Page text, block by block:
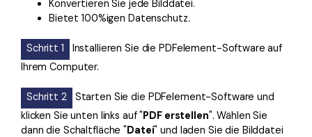
Konvertieren Sie jede Bilddatei.
Bietet 100%igen Datenschutz.
Schritt 1
Installieren Sie die PDFelement-Software auf
Ihrem Computer.
Schritt 2
Starten Sie die PDFelement-Software und
klicken Sie unten links auf "PDF erstellen". Wählen Sie
dann die Schaltfläche "Datei" und laden Sie die Bilddatei